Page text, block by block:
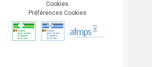
Cookies
Préférences Cookies